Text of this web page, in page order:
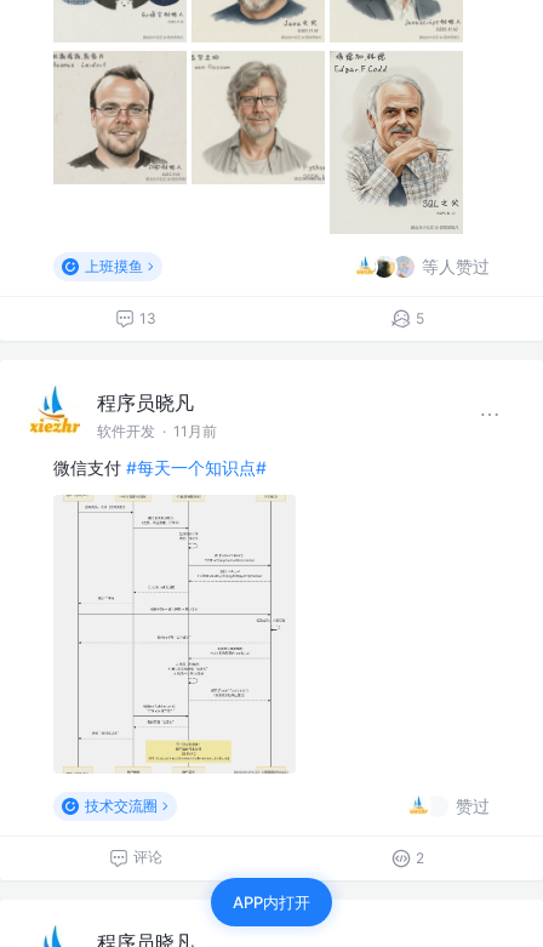
上班摸鱼 等人赞过
13 5
程序员晓凡
软件开发 · 11月前
微信支付 #每天一个知识点#
技术交流圈 赞过
评论 2
APP内打开